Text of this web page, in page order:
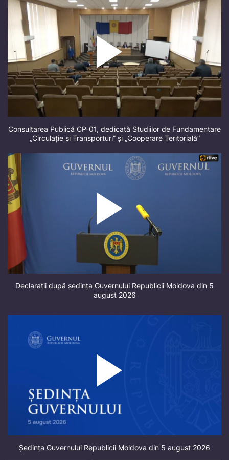
Consultarea Publică CP-01, dedicată Studiilor de Fundamentare
„Circulație și Transporturi” și „Cooperare Teritorială”
Declarații după ședința Guvernului Republicii Moldova din 5
august 2026
Ședința Guvernului Republicii Moldova din 5 august 2026